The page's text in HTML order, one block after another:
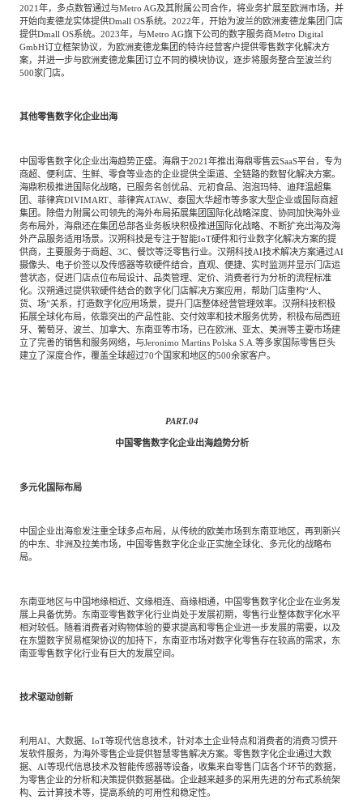
2021年，多点数智通过与Metro AG及其附属公司合作，将业务扩展至欧洲市场，并
开始向麦德龙实体提供Dmall OS系统。2022年，开始为波兰的欧洲麦德龙集团门店
提供Dmall OS系统。2023年，与Metro AG旗下公司的数字服务商Metro Digital
GmbH订立框架协议，为欧洲麦德龙集团的特许经营客户提供零售数字化解决方
案，并进一步与欧洲麦德龙集团订立不同的模块协议，逐步将服务整合至波兰约
500家门店。
其他零售数字化企业出海
中国零售数字化企业出海趋势正盛。海鼎于2021年推出海鼎零售云SaaS平台，专为
商超、便利店、生鲜、零食等业态的企业提供全渠道、全链路的数智化解决方案。
海鼎积极推进国际化战略，已服务名创优品、元初食品、泡泡玛特、迪拜温超集
团、菲律宾DIVIMART、菲律宾ATAW、泰国大华超市等多家大型企业或国际商超
集团。除借力附属公司领先的海外布局拓展集团国际化战略深度、协同加快海外业
务布局外，海鼎还在集团总部各业务板块积极推进国际化战略、不断扩充出海及海
外产品服务适用场景。汉朔科技是专注于智能IoT硬件和行业数字化解决方案的提
供商，主要服务于商超、3C、餐饮等泛零售行业。汉朔科技AI技术解决方案通过AI
摄像头、电子价签以及传感器等软硬件结合，直观、便捷、实时监测并显示门店运
营状态，促进门店点位布局设计、品类管理、定价、消费者行为分析的流程标准
化。汉朔通过提供软硬件结合的数字化门店解决方案应用，帮助门店重构“人、
货、场”关系，打造数字化应用场景，提升门店整体经营管理效率。汉朔科技积极
拓展全球化布局，依靠突出的产品性能、交付效率和技术服务优势，积极布局西班
牙、葡萄牙、波兰、加拿大、东南亚等市场，已在欧洲、亚太、美洲等主要市场建
立了完善的销售和服务网络，与Jeronimo Martins Polska S.A.等多家国际零售巨头
建立了深度合作，覆盖全球超过70个国家和地区的500余家客户。
PART.04
中国零售数字化企业出海趋势分析
多元化国际布局
中国企业出海愈发注重全球多点布局，从传统的欧美市场到东南亚地区，再到新兴
的中东、非洲及拉美市场，中国零售数字化企业正实施全球化、多元化的战略布
局。
东南亚地区与中国地缘相近、文缘相连、商缘相通，中国零售数字化企业在业务发
展上具备优势。东南亚零售数字化行业尚处于发展初期，零售行业整体数字化水平
相对较低。随着消费者对购物体验的要求提高和零售企业进一步发展的需要，以及
在东盟数字贸易框架协议的加持下，东南亚市场对数字化零售存在较高的需求，东
南亚零售数字化行业有巨大的发展空间。
技术驱动创新
利用AI、大数据、IoT等现代信息技术，针对本土企业特点和消费者的消费习惯开
发软件服务，为海外零售企业提供智慧零售解决方案。零售数字化企业通过大数
据、AI等现代信息技术及智能传感器等设备，收集来自零售门店各个环节的数据，
为零售企业的分析和决策提供数据基础。企业越来越多的采用先进的分布式系统架
构、云计算技术等，提高系统的可用性和稳定性。